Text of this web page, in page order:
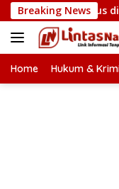
Langsung
ke
konten
Breaking News
Putus di
Home Hukum &